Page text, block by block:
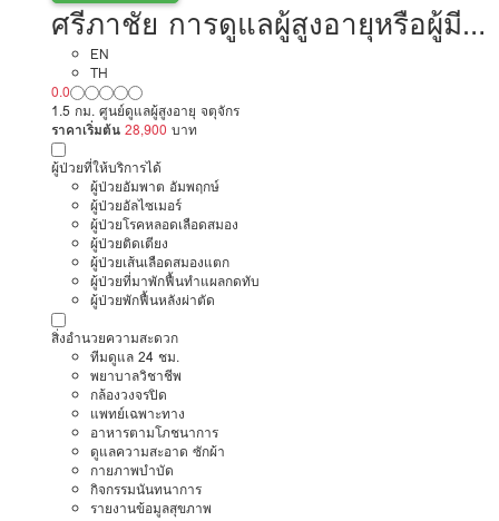
ศรีภาชัย การดูแลผู้สูงอายุหรือผู้มี
ภาวะพึ่งพิง
EN
TH
0.0
1.5 กม. ศูนย์ดูแลผู้สูงอายุ จตุจักร
ราคาเริ่มต้น 28,900 บาท
ผู้ป่วยที่ให้บริการได้
ผู้ป่วยอัมพาต อัมพฤกษ์
ผู้ป่วยอัลไซเมอร์
ผู้ป่วยโรคหลอดเลือดสมอง
ผู้ป่วยติดเตียง
ผู้ป่วยเส้นเลือดสมองแตก
ผู้ป่วยที่มาพักฟื้นทำแผลกดทับ
ผู้ป่วยพักฟื้นหลังผ่าตัด
สิ่งอำนวยความสะดวก
ทีมดูแล 24 ชม.
พยาบาลวิชาชีพ
กล้องวงจรปิด
แพทย์เฉพาะทาง
อาหารตามโภชนาการ
ดูแลความสะอาด ซักผ้า
กายภาพบำบัด
กิจกรรมนันทนาการ
รายงานข้อมูลสุขภาพ